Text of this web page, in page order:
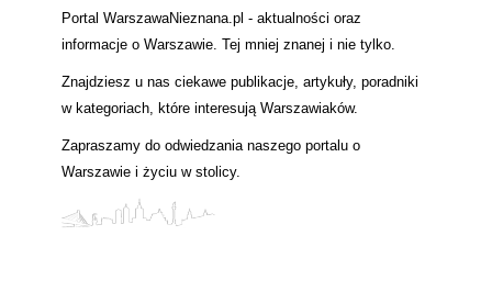
Portal WarszawaNieznana.pl - aktualności oraz
informacje o Warszawie. Tej mniej znanej i nie tylko.
Znajdziesz u nas ciekawe publikacje, artykuły, poradniki
w kategoriach, które interesują Warszawiaków.
Zapraszamy do odwiedzania naszego portalu o
Warszawie i życiu w stolicy.